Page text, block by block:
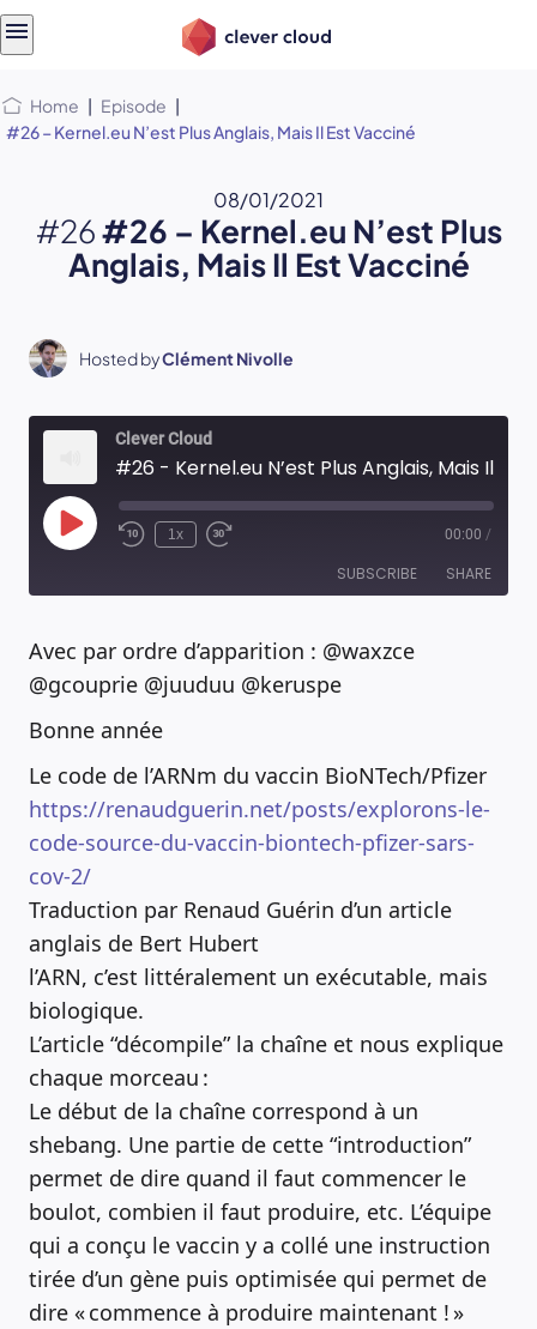
Home | Episode |
#26 – Kernel.eu N’est Plus Anglais, Mais Il Est Vacciné
08/01/2021
#26#26 – Kernel.eu N’est Plus
Anglais, Mais Il Est Vacciné
Hosted byClément Nivolle
Clever Cloud
Play
Episode
1x 00:00 /
SUBSCRIBE SHARE
RSS FEED
SHARE
LINK
EMBED
Avec par ordre d’apparition : @waxzce
@gcouprie @juuduu @keruspe
Bonne année
Le code de l’ARNm du vaccin BioNTech/Pfizer
https://renaudguerin.net/posts/explorons-le-
code-source-du-vaccin-biontech-pfizer-sars-
cov-2/
Traduction par Renaud Guérin d’un article
anglais de Bert Hubert
l’ARN, c’est littéralement un exécutable, mais
biologique.
L’article “décompile” la chaîne et nous explique
chaque morceau :
Le début de la chaîne correspond à un
shebang. Une partie de cette “introduction”
permet de dire quand il faut commencer le
boulot, combien il faut produire, etc. L’équipe
qui a conçu le vaccin y a collé une instruction
tirée d’un gène puis optimisée qui permet de
dire « commence à produire maintenant ! »